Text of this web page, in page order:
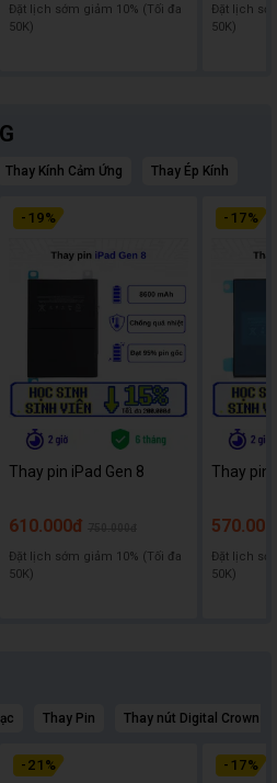
Đặt lịch sớm giảm 10% (Tối đa
50K)
Đặt lịch
50K)
Thay Kính Cảm Ứng Thay Ép Kính
- 19%
Thay pin iPad Gen 8
610.000đ
Đặt lịch sớm giảm 10% (Tối đa
50K)
- 17%
Thay pin
Đặt lịch
50K)
Thay Pin Thay nút Digital Crown
- 21 % - 17%